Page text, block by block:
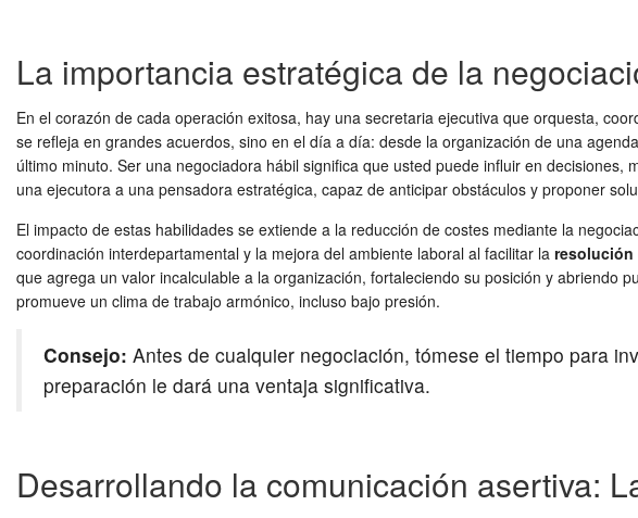
La importancia estratégica de la
En el corazón de cada operación exitosa, hay una secretaria ejecutiva que orquesta,
se refleja en grandes acuerdos, sino en el día a día: desde la organización de una
último minuto. Ser una negociadora hábil significa que usted puede influir en
una ejecutora a una pensadora estratégica, capaz de anticipar obstáculos y proponer
El impacto de estas habilidades se extiende a la reducción de costes mediante la
coordinación interdepartamental y la mejora del ambiente laboral al facilitar la
que agrega un valor incalculable a la organización, fortaleciendo su posición y abriendo
promueve un clima de trabajo armónico, incluso bajo presión.
Consejo: Antes de cualquier negociación, tómese el tiempo para
preparación le dará una ventaja significativa.
Desarrollando la comunicación asertiva: